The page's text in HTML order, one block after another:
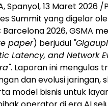
Spanyol, 13 Maret 2026
Summit yang digelar
Barcelona 2026, GSMA
paper) berjudul
Latency, and Network
. Laporan ini mengulas
dan evolusi jaringan,
model bisnis untuk